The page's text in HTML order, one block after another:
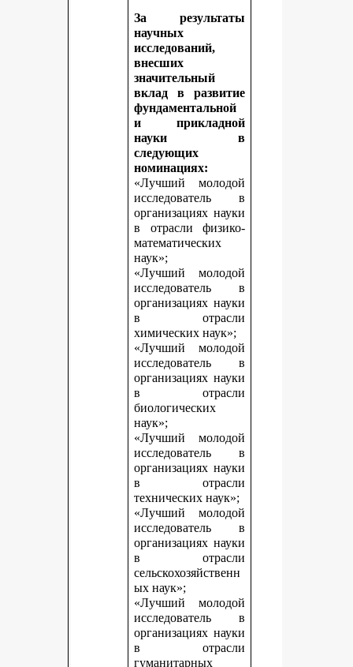
За результаты
научных
исследований,
внесших
значительный
вклад в развитие
фундаментальной
и прикладной
науки в
следующих
номинациях:
«Лучший молодой
исследователь в
организациях науки
в отрасли физико-
математических
наук»;
«Лучший молодой
исследователь в
организациях науки
в отрасли
химических наук»;
«Лучший молодой
исследователь в
организациях науки
в отрасли
биологических
наук»;
«Лучший молодой
исследователь в
организациях науки
в отрасли
технических наук»;
«Лучший молодой
исследователь в
организациях науки
в отрасли
сельскохозяйственн
ых наук»;
«Лучший молодой
исследователь в
организациях науки
в отрасли
гуманитарных